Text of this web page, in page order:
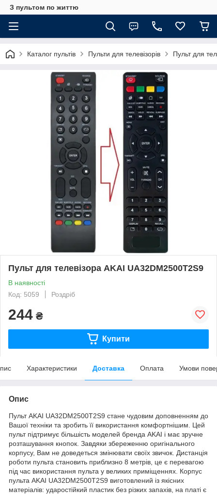
З пультом по життю
Каталог пультів Пульти для телевізорів Пульт для
Пульт для телевізора AKAI UA32DM2500T2S9
В наявності
Код: 5059
Роздріб
244 ₴
Купити
Характеристики Доставка Оплата Умови
Опис
Пульт AKAI UA32DM2500T2S9 стане чудовим доповненням до
Вашої техніки та зробить її використання комфортнішим. Цей
пульт підтримує більшість моделей бренда AKAI і має зручне
розташування кнопок. Завдяки збереженню оригінального
корпусу, Вам не доведеться змінювати своїх звичок. Дистанція
роботи пульта становить приблизно 8 метрів, це є перевагою
під час використання пульта у великих приміщеннях. Корпус
пульта AKAI UA32DM2500T2S9 виготовлений із якісних
матеріалів: ударостійкий пластик без різких запахів, на платі є